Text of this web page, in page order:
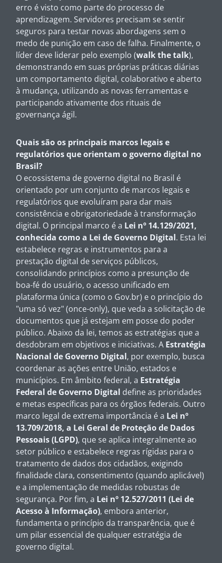
erro é visto como parte do processo de
aprendizagem. Servidores precisam se sentir
seguros para testar novas abordagens sem o
medo de punição em caso de falha. Finalmente, o
líder deve liderar pelo exemplo (walk the talk),
demonstrando em suas próprias práticas diárias
um comportamento digital, colaborativo e aberto
à mudança, utilizando as novas ferramentas e
participando ativamente dos rituais de
governança ágil.
Quais são os principais marcos legais e
regulatórios que orientam o governo digital no
Brasil?
O ecossistema de governo digital no Brasil é
orientado por um conjunto de marcos legais e
regulatórios que evoluíram para dar mais
consistência e obrigatoriedade à transformação
digital. O principal marco é a Lei nº 14.129/2021,
conhecida como a Lei de Governo Digital. Esta lei
estabelece regras e instrumentos para a
prestação digital de serviços públicos,
consolidando princípios como a presunção de
boa-fé do usuário, o acesso unificado em
plataforma única (como o Gov.br) e o princípio do
"uma só vez" (once-only), que veda a solicitação de
documentos que já estejam em posse do poder
público. Abaixo da lei, temos as estratégias que a
desdobram em objetivos e iniciativas. A Estratégia
Nacional de Governo Digital, por exemplo, busca
coordenar as ações entre União, estados e
municípios. Em âmbito federal, a Estratégia
Federal de Governo Digital define as prioridades
e metas específicas para os órgãos federais. Outro
marco legal de extrema importância é a Lei nº
13.709/2018, a Lei Geral de Proteção de Dados
Pessoais (LGPD), que se aplica integralmente ao
setor público e estabelece regras rígidas para o
tratamento de dados dos cidadãos, exigindo
finalidade clara, consentimento (quando aplicável)
e a implementação de medidas robustas de
segurança. Por fim, a Lei nº 12.527/2011 (Lei de
Acesso à Informação), embora anterior,
fundamenta o princípio da transparência, que é
um pilar essencial de qualquer estratégia de
governo digital.